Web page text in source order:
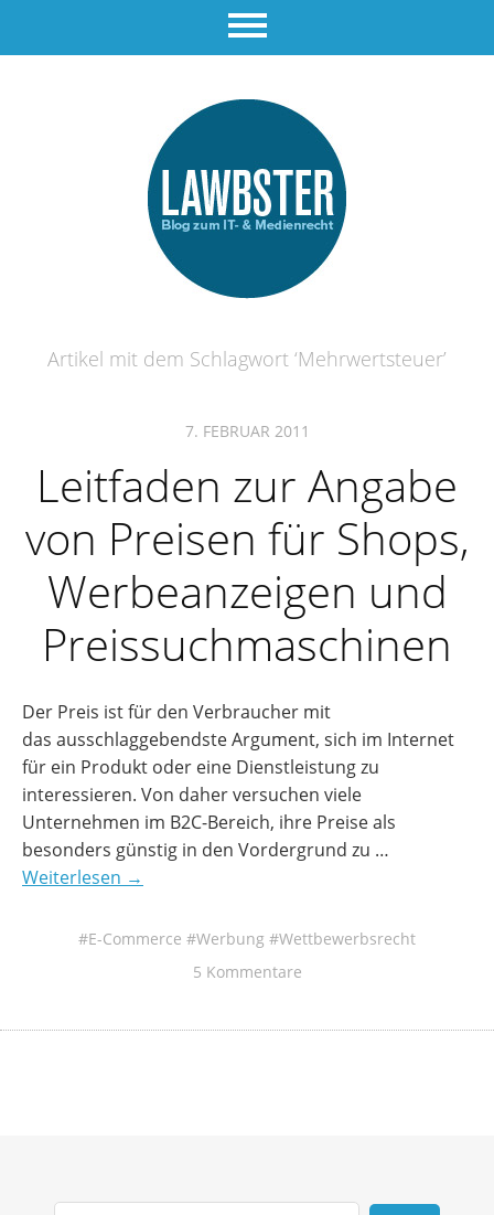
Artikel mit dem Schlagwort ‘Mehrwertsteuer’
7. FEBRUAR 2011
Leitfaden zur Angabe
von Preisen für Shops,
Werbeanzeigen und
Preissuchmaschinen
Der Preis ist für den Verbraucher mit
das ausschlaggebendste Argument, sich im Internet
für ein Produkt oder eine Dienstleistung zu
interessieren. Von daher versuchen viele
Unternehmen im B2C-Bereich, ihre Preise als
besonders günstig in den Vordergrund zu …
Weiterlesen →
E-Commerce Werbung
Wettbewerbsrecht
5 Kommentare